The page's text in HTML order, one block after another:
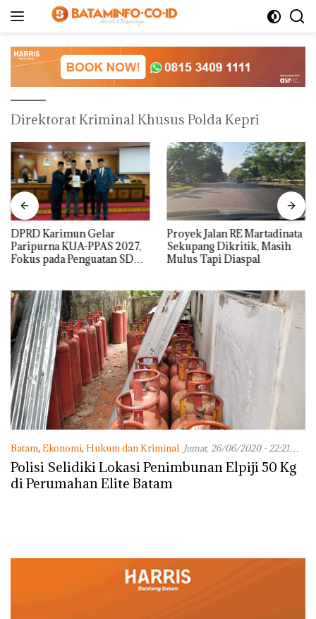
Direktorat Kriminal Khusus Polda Kepri
DPRD Karimun Gelar
Paripurna KUA-PPAS 2027,
Fokus pada Penguatan SDM,
Proyek Jalan RE Martadinata
Sekupang Dikritik, Masih
Mulus Tapi Diaspal
Batam, Ekonomi, Hukum dan Kriminal Jumat, 26/06/2020 - 22:21
WIB
Polisi Selidiki Lokasi Penimbunan Elpiji 50 Kg
di Perumahan Elite Batam